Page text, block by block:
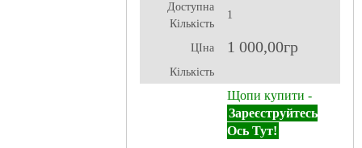
Доступна
Кількість
1
ЦІна 1 000,00гр
Кількість
Щопи купити -
Зареєструйтесь
Ось Тут!